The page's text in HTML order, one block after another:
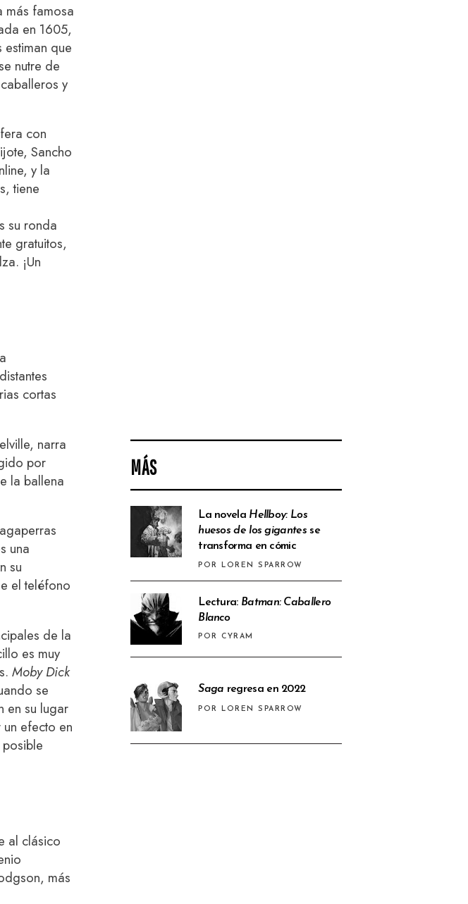
MÁS
La novela Hellboy: Los
huesos de los gigantesse
transforma en cómic
POR LOREN SPARROW
Lectura: Batman: Caballero
Blanco
POR CYRAM
Saga regresa en 2022
POR LOREN SPARROW
más famosa
en 1605,
que
nutre de
y
con
Sancho
y la
tiene
su ronda
gratuitos,
¡Un
cortas
narra
por
la ballena
una
su
el teléfono
de la
es muy
Moby Dick
se
en su lugar
efecto en
al clásico
más